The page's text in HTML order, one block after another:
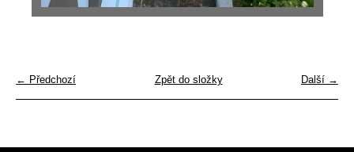
← Předchozí Další →
Zpět do složky